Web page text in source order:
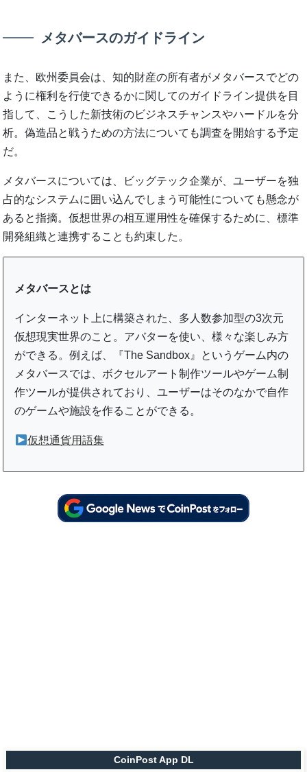
メタバースのガイドライン
また、欧州委員会は、知的財産の所有者がメタバースでどの
ように権利を行使できるかに関してのガイドライン提供を目
指して、こうした新技術のビジネスチャンスやハードルを分
析。偽造品と戦うための方法についても調査を開始する予定
だ。
メタバースについては、ビッグテック企業が、ユーザーを独
占的なシステムに囲い込んでしまう可能性についても懸念が
あると指摘。仮想世界の相互運用性を確保するために、標準
開発組織と連携することも約束した。
メタバースとは
インターネット上に構築された、多人数参加型の3次元
仮想現実世界のこと。アバターを使い、様々な楽しみ方
ができる。例えば、『The Sandbox』というゲーム内の
メタバースでは、ボクセルアート制作ツールやゲーム制
作ツールが提供されており、ユーザーはそのなかで自作
のゲームや施設を作ることができる。
仮想通貨用語集
CoinPost App DL